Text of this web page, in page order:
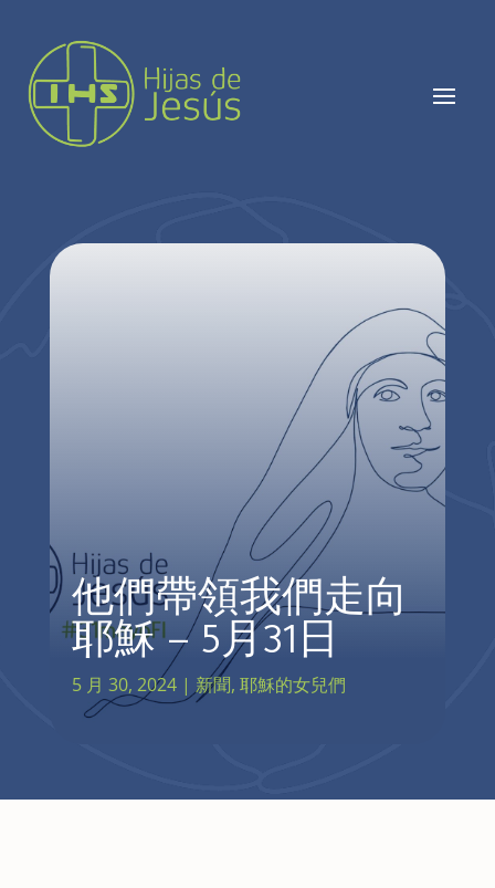
他們帶領我們走向
耶穌 – 5月31日
5 月 30, 2024| 新聞, 耶穌的女兒們